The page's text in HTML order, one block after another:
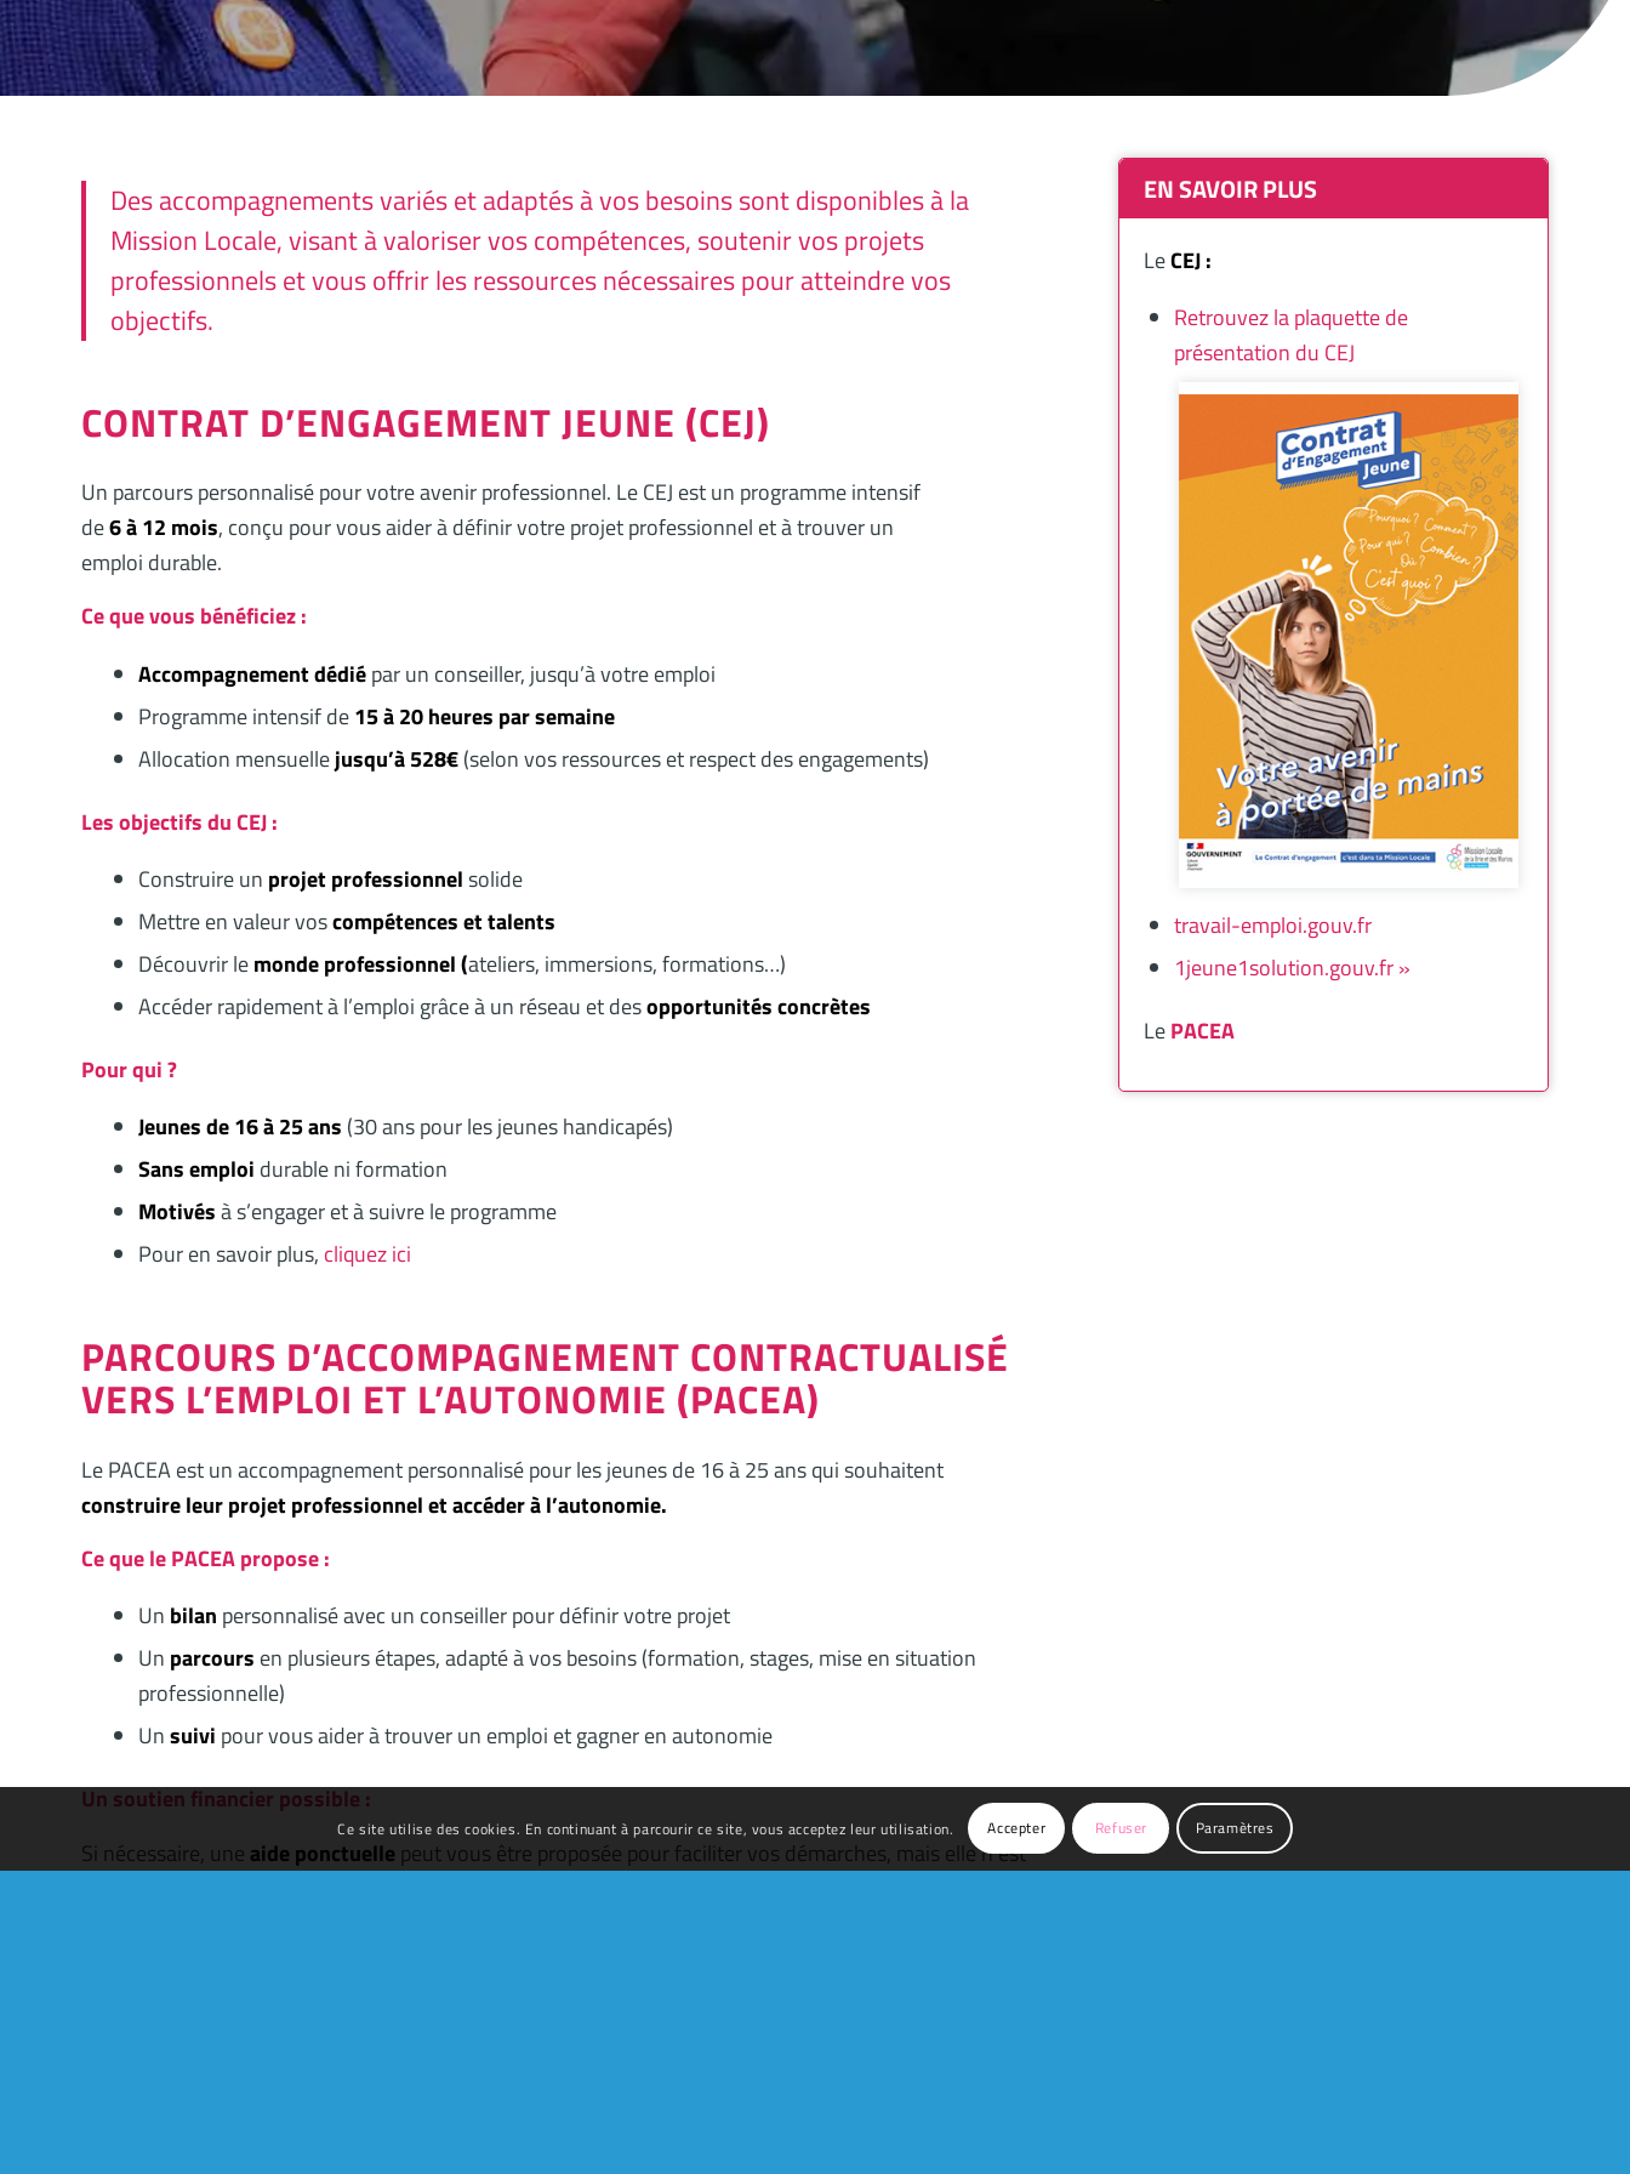
Des accompagnements variés et adaptés à vos besoins sont disponibles à la
Mission Locale, visant à valoriser vos compétences, soutenir vos projets
professionnels et vous offrir les ressources nécessaires pour atteindre vos
objectifs.
CONTRAT D’ENGAGEMENT JEUNE (CEJ)
Un parcours personnalisé pour votre avenir professionnel. Le CEJ est un programme intensif
de6 à 12 mois, conçu pour vous aider à définir votre projet professionnel et à trouver un
emploi durable.
Ce que vous bénéficiez :
Accompagnement dédiépar un conseiller, jusqu’à votre emploi
Programme intensif de15 à 20 heures par semaine
Allocation mensuellejusqu’à 528€(selon vos ressources et respect des engagements)
Les objectifs du CEJ :
Construire un projet professionnelsolide
Mettre en valeur voscompétences et talents
Découvrir lemonde professionnel (ateliers, immersions, formations…)
Accéder rapidement à l’emploi grâce à un réseau et desopportunités concrètes
Pour qui ?
Jeunes de 16 à 25 ans (30 ans pour les jeunes handicapés)
Sans emploi durable ni formation
Motivésà s’engager et à suivre le programme
Pour en savoir plus, cliquez ici
PARCOURS D’ACCOMPAGNEMENT CONTRACTUALISÉ
VERS L’EMPLOI ET L’AUTONOMIE (PACEA)
Le PACEA est un accompagnement personnalisé pour les jeunes de 16 à 25 ans qui souhaitent
construire leur projet professionnel et accéder à l’autonomie.
Ce que le PACEA propose :
Un bilan personnalisé avec un conseiller pour définir votre projet
Un parcours en plusieurs étapes, adapté à vos besoins (formation, stages, mise en situation
professionnelle)
Unsuivi pour vous aider à trouver un emploi et gagner en autonomie
Un soutien financier possible :
Si nécessaire, une aide ponctuelle peut vous être proposée pour faciliter vos démarches, mais elle n’est
EN SAVOIR PLUS
LeCEJ :
Retrouvez la plaquette de
présentation du CEJ
travail-emploi.gouv.fr
1jeune1solution.gouv.fr »
LePACEA
Ce site utilise des cookies. En continuant à parcourir ce site, vous acceptez leur utilisation. Accepter Refuser Paramètres